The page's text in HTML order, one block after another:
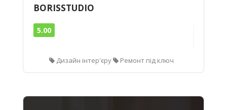
BORISSTUDIO
5.00
Дизайн інтер'єру Ремонт під ключ